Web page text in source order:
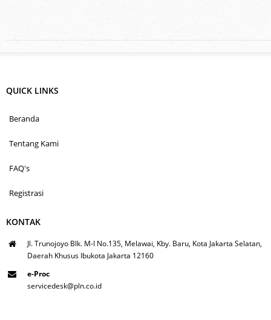
QUICK LINKS
Beranda
Tentang Kami
FAQ's
Registrasi
KONTAK
Jl. Trunojoyo Blk. M-I No.135, Melawai, Kby. Baru, Kota Jakarta Selatan,
Daerah Khusus Ibukota Jakarta 12160
e-Proc
servicedesk@pln.co.id